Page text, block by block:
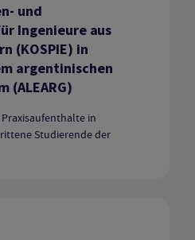
und
Ingenieure aus
(KOSPIE) in
argentinischen
(ALEARG)
in
Studierende der